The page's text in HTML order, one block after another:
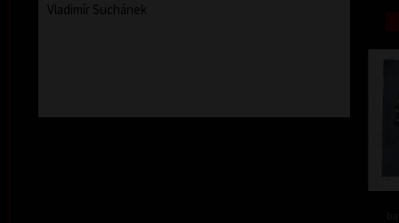
Vladimír Suchánek